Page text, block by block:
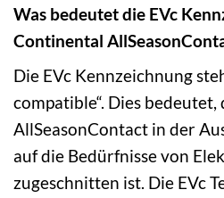
Was bedeutet die EVc
Continental
Die EVc Kennzeichnung
compatible“. Dies
AllSeasonContact in der
auf die Bedürfnisse von
zugeschnitten ist. Die EVc